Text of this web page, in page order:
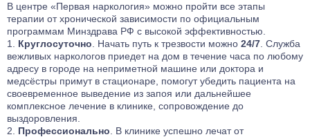
В центре «Первая наркология» можно пройти все этапы
терапии от хронической зависимости по официальным
программам Минздрава РФ с высокой эффективностью.
Круглосуточно. Начать путь к трезвости можно 24/7. Служба
вежливых наркологов приедет на дом в течение часа по любому
адресу в городе на неприметной машине или доктора и
медсёстры примут в стационаре, помогут убедить пациента на
своевременное выведение из запоя или дальнейшее
комплексное лечение в клинике, сопровождение до
выздоровления.
Профессионально. В клинике успешно лечат от